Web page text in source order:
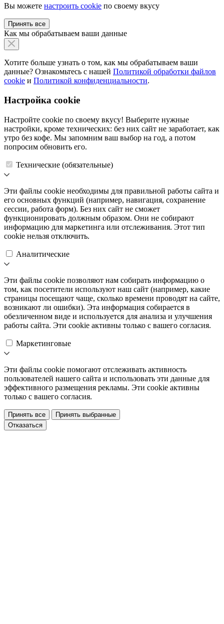
Вы можете настроить cookie по своему вкусу
Принять все
Как мы обрабатываем ваши данные
Хотите больше узнать о том, как мы обрабатываем ваши
данные? Ознакомьтесь с нашей Политикой обработки файлов
cookie и Политикой конфиденциальности.
Настройка cookie
Настройте cookie по своему вкусу! Выберите нужные
настройки, кроме технических: без них сайт не заработает, как
утро без кофе. Мы запомним ваш выбор на год, а потом
попросим обновить его.
Технические (обязательные)
Эти файлы cookie необходимы для правильной работы сайта и
его основных функций (например, навигация, сохранение
сессии, работа форм). Без них сайт не сможет
функционировать должным образом. Они не собирают
информацию для маркетинга или отслеживания. Этот тип
cookie нельзя отключить.
Аналитические
Эти файлы cookie позволяют нам собирать информацию о
том, как посетители используют наш сайт (например, какие
страницы посещают чаще, сколько времени проводят на сайте,
возникают ли ошибки). Эта информация собирается в
обезличенном виде и используется для анализа и улучшения
работы сайта. Эти cookie активны только с вашего согласия.
Маркетинговые
Эти файлы cookie помогают отслеживать активность
пользователей нашего сайта и использовать эти данные для
эффективного размещения рекламы. Эти cookie активны
только с вашего согласия.
Принять все
Принять выбранные
Отказаться